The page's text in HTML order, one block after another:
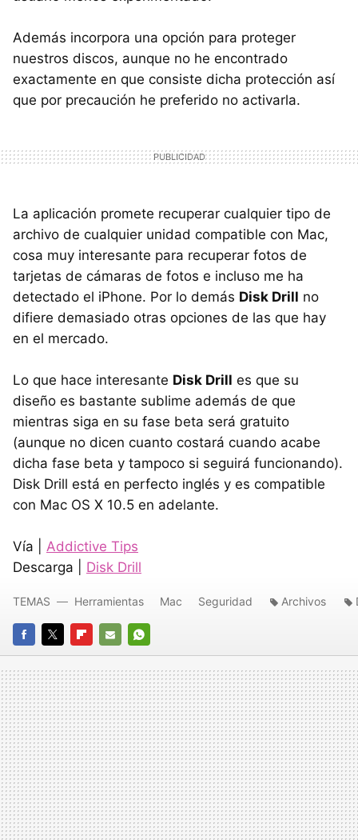
Además incorpora una opción para proteger
nuestros discos, aunque no he encontrado
exactamente en que consiste dicha protección así
que por precaución he preferido no activarla.
La aplicación promete recuperar cualquier tipo de
archivo de cualquier unidad compatible con Mac,
cosa muy interesante para recuperar fotos de
tarjetas de cámaras de fotos e incluso me ha
detectado el iPhone. Por lo demás Disk Drill no
difiere demasiado otras opciones de las que hay
en el mercado.
Lo que hace interesante Disk Drill es que su
diseño es bastante sublime además de que
mientras siga en su fase beta será gratuito
(aunque no dicen cuanto costará cuando acabe
dicha fase beta y tampoco si seguirá funcionando).
Disk Drill está en perfecto inglés y es compatible
con Mac OS X 10.5 en adelante.
Vía | Addictive Tips
Descarga | Disk Drill
FACEBOOK
TWITTERFLIPBOARD
E-
MAIL
WHATSAPP
TEMAS Herramientas Mac Seguridad Archivos